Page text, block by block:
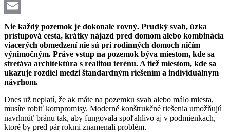
Twitter
Email
Nie každý pozemok je dokonale rovný. Prudký svah, úzka
prístupová cesta, krátky nájazd pred domom alebo kombinácia
viacerých obmedzení nie sú pri rodinných domoch ničím
výnimočným. Práve vstup na pozemok býva miestom, kde sa
stretáva architektúra s realitou terénu. A tiež miestom, kde sa
ukazuje rozdiel medzi štandardným riešením a individuálnym
návrhom.
Dnes už neplatí, že ak máte na pozemku svah alebo málo miesta,
musíte robiť kompromisy. Moderné konštrukčné riešenia umožňujú
navrhnúť bránu tak, aby fungovala spoľahlivo aj v podmienkach,
ktoré by pred pár rokmi znamenali problém.